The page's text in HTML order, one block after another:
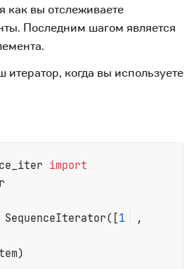
как вы отслеживаете
Последним шагом является
итератор, когда вы используете
import
SequenceIterator([1